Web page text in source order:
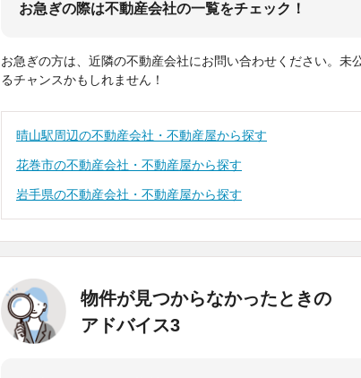
お急ぎの際は不動産会社の一覧をチェック！
お急ぎの方は、近隣の不動産会社にお問い合わせください。未
るチャンスかもしれません！
晴山駅周辺の不動産会社・不動産屋から探す
花巻市の不動産会社・不動産屋から探す
岩手県の不動産会社・不動産屋から探す
物件が見つからなかったときの
アドバイス3